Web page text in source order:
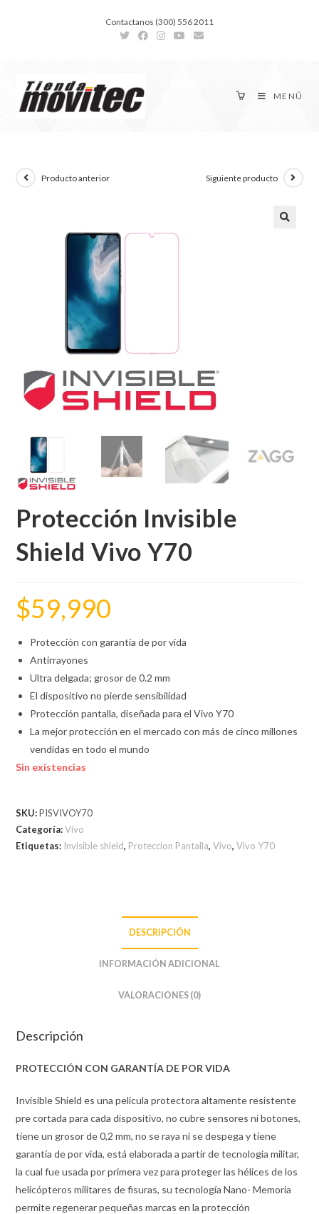
Contactanos (300) 556 2011
MENÚ
Producto anterior Siguiente producto
Protección Invisible
Shield Vivo Y70
$59,990
Protección con garantía de por vida
Antirrayones
Ultra delgada; grosor de 0.2 mm
El dispositivo no pierde sensibilidad
Protección pantalla, diseñada para el Vivo Y70
La mejor protección en el mercado con más de cinco millones
vendidas en todo el mundo
Sin existencias
SKU:PISVIVOY70
Categoría:Vivo
Etiquetas: Invisible shield, Proteccion Pantalla,Vivo,Vivo Y70
DESCRIPCIÓN
INFORMACIÓN ADICIONAL
VALORACIONES (0)
Descripción
PROTECCIÓN CON GARANTÍA DE POR VIDA
Invisible Shield es una película protectora altamente resistente
pre cortada para cada dispositivo, no cubre sensores ni botones,
tiene un grosor de 0,2 mm, no se raya ni se despega y tiene
garantía de por vida, está elaborada a partir de tecnología militar,
la cual fue usada por primera vez para proteger las hélices de los
helicópteros militares de fisuras, su tecnología Nano- Memoria
permite regenerar pequeñas marcas en la protección